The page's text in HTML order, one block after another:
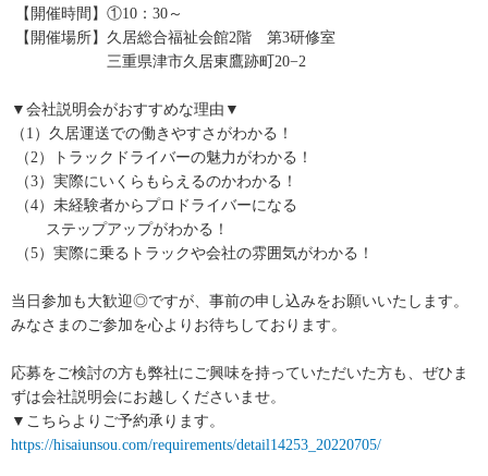
【開催時間】①10：30～
【開催場所】久居総合福祉会館2階 第3研修室
三重県津市久居東鷹跡町20−2
▼会社説明会がおすすめな理由▼
（1）久居運送での働きやすさがわかる！
（2）トラックドライバーの魅力がわかる！
（3）実際にいくらもらえるのかわかる！
（4）未経験者からプロドライバーになる
ステップアップがわかる！
（5）実際に乗るトラックや会社の雰囲気がわかる！
当日参加も大歓迎◎ですが、事前の申し込みをお願いいたします。
みなさまのご参加を心よりお待ちしております。
応募をご検討の方も弊社にご興味を持っていただいた方も、ぜひま
ずは会社説明会にお越しくださいませ。
▼こちらよりご予約承ります。
https://hisaiunsou.com/requirements/detail14253_20220705/